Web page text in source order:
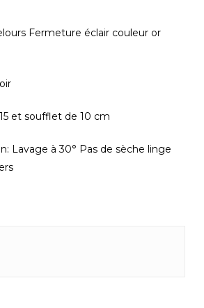
Fermeture éclair couleur or
et soufflet de 10 cm
Lavage à 30° Pas de sèche linge